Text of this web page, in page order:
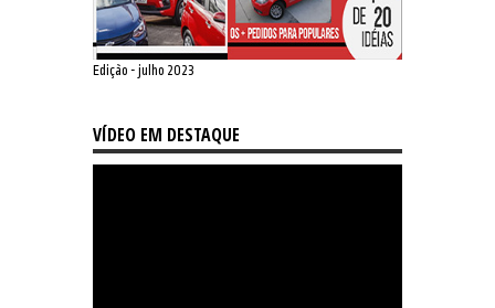
Edição - julho 2023
VÍDEO EM DESTAQUE